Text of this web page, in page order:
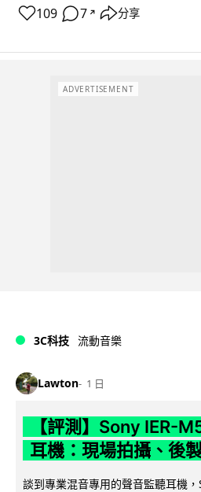
109 7 ↗ 分享
ADVERTISEMENT
3C科技 流動音樂
Lawton 1 日
【評測】Sony IER-
耳機：現場拍攝、後
談到專業混音專用的聲音監聽耳機